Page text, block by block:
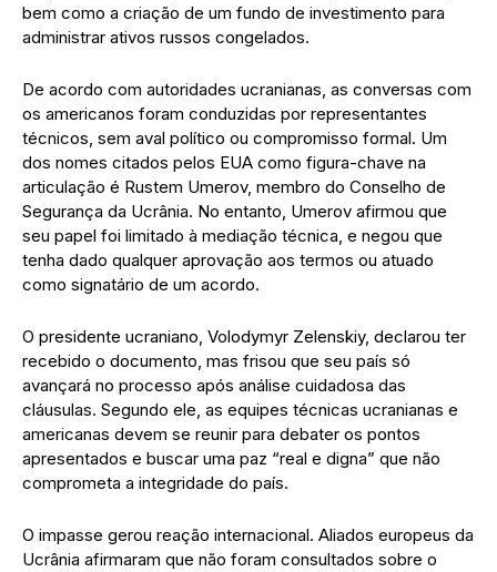
bem como a criação de um fundo de investimento para
administrar ativos rus­sos congelados.
De acordo com autoridades ucranianas, as conversas com
os americanos foram conduzidas por representantes
técnicos, sem aval político ou compromisso formal. Um
dos nomes citados pelos EUA como figura-chave na
articulação é Rustem Umerov, membro do Conselho de
Segurança da Ucrânia. No entanto, Umerov afirmou que
seu papel foi limitado à mediação técnica, e negou que
tenha dado qualquer aprovação aos termos ou atuado
como signatário de um acordo.
O presidente ucraniano, Volodymyr Zelenskiy, declarou ter
recebido o documento, mas frisou que seu país só
avançará no processo após análise cuidadosa das
cláusulas. Segundo ele, as equipes técnicas ucranianas e
americanas devem se reunir para debater os pontos
apresentados e buscar uma paz “real e digna” que não
comprometa a integridade do país.
O impasse gerou reação internacional. Aliados europeus da
Ucrânia afirmaram que não foram consultados sobre o